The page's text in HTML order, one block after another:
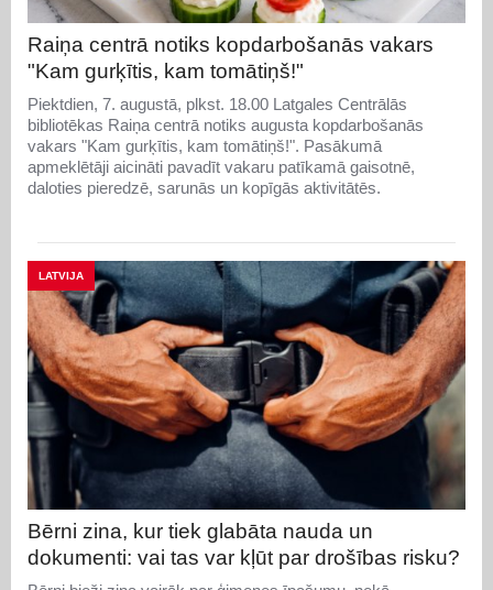
Raiņa centrā notiks kopdarbošanās vakars
"Kam gurķītis, kam tomātiņš!"
Piektdien, 7. augustā, plkst. 18.00 Latgales Centrālās
bibliotēkas Raiņa centrā notiks augusta kopdarbošanās
vakars "Kam gurķītis, kam tomātiņš!". Pasākumā
apmeklētāji aicināti pavadīt vakaru patīkamā gaisotnē,
daloties pieredzē, sarunās un kopīgās aktivitātēs.
LATVIJA
Bērni zina, kur tiek glabāta nauda un
dokumenti: vai tas var kļūt par drošības risku?